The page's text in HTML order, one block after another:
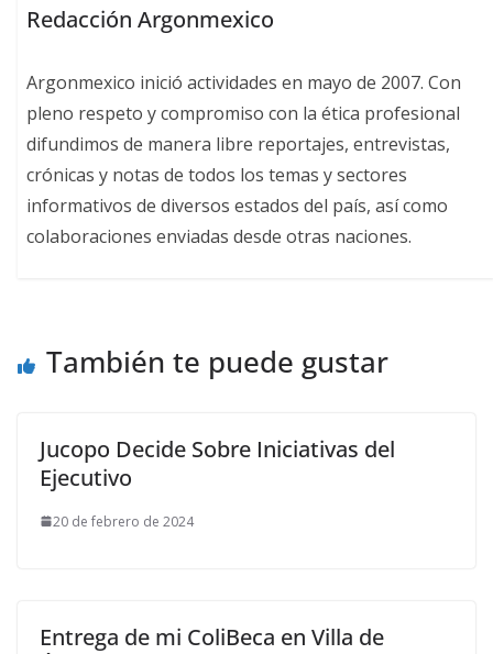
Redacción Argonmexico
Argonmexico inició actividades en mayo de 2007. Con
pleno respeto y compromiso con la ética profesional
difundimos de manera libre reportajes, entrevistas,
crónicas y notas de todos los temas y sectores
informativos de diversos estados del país, así como
colaboraciones enviadas desde otras naciones.
También te puede gustar
Jucopo Decide Sobre Iniciativas del
Ejecutivo
20 de febrero de 2024
Entrega de mi ColiBeca en Villa de